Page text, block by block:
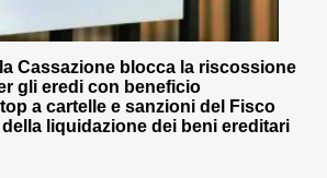
Cassazione blocca la riscossione
gli eredi con beneficio
a cartelle e sanzioni del Fisco
liquidazione dei beni ereditari